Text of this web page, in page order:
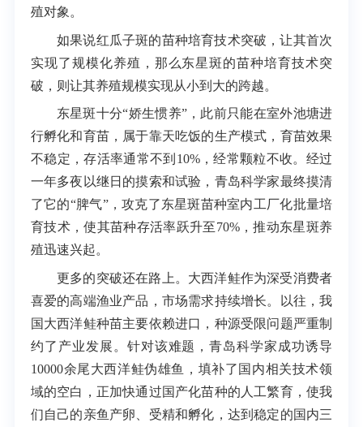
殖对象。
如果说红瓜子斑的苗种培育技术突破，让其首次
实现了规模化养殖，那么东星斑的苗种培育技术突
破，则让其养殖规模实现从小到大的跨越。
东星斑十分“娇生惯养”，此前只能在室外池塘进
行孵化和育苗，属于靠天吃饭的生产模式，育苗效果
不稳定，存活率通常不到10%，经常颗粒不收。经过
一年多夜以继日的摸索和试验，青岛科学家最终摸清
了它的“脾气”，攻克了东星斑苗种室内工厂化批量培
育技术，使其苗种存活率跃升至70%，推动东星斑养
殖迅速兴起。
更多的突破还在路上。大西洋鲑作为深受消费者
喜爱的高端渔业产品，市场需求持续增长。以往，我
国大西洋鲑种苗主要依赖进口，种源受限问题严重制
约了产业发展。针对该难题，青岛科学家成功诱导
10000余尾大西洋鲑伪雄鱼，填补了国内相关技术领
域的空白，正加快通过国产化苗种的人工繁育，使我
们自己的亲鱼产卵、受精和孵化，达到稳定的国内三